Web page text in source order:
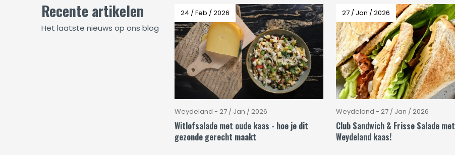
Recente artikelen
Het laatste nieuws op ons blog
24 / Feb / 2026
Weydeland - 27 / Jan / 2026
Witlofsalade met oude kaas - hoe je dit
gezonde gerecht maakt
27 / Jan / 2026
Weydeland - 27 / Jan / 2026
Club Sandwich & Frisse Salade met
Weydeland kaas!